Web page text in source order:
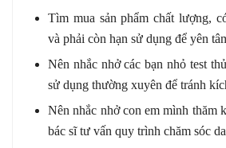
Tìm mua sản phẩm chất lượng,
và phải còn hạn sử dụng để yên
Nên nhắc nhở các bạn nhỏ test
sử dụng thường xuyên để tránh
Nên nhắc nhở con em mình thăm
bác sĩ tư vấn quy trình chăm sóc